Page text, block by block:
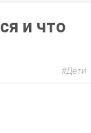
и что
Дети